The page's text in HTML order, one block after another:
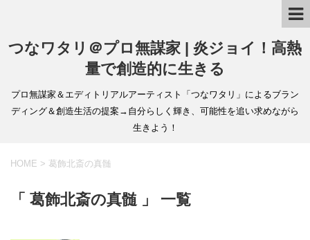
つなワタリ＠プロ無謀家 | 炎ジョイ！高熱
量で創造的に生きる
プロ無謀家＆エディトリアルアーティスト「つなワタリ」によるブラン
ディング＆創造生活の提案→自分らしく輝き、可能性を追い求めながら
生きよう！
HOME > 葛飾北斎の真髄
「 葛飾北斎の真髄 」 一覧